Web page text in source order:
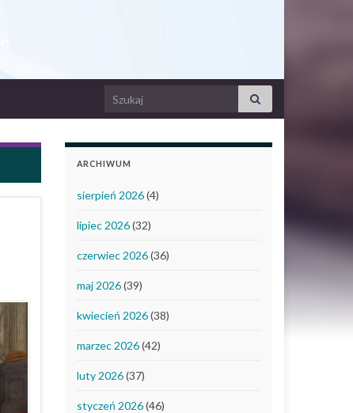
Search for:
ARCHIWUM
sierpień 2026(4)
lipiec 2026(32)
czerwiec 2026(36)
maj 2026(39)
kwiecień 2026(38)
marzec 2026(42)
luty 2026(37)
styczeń 2026(46)